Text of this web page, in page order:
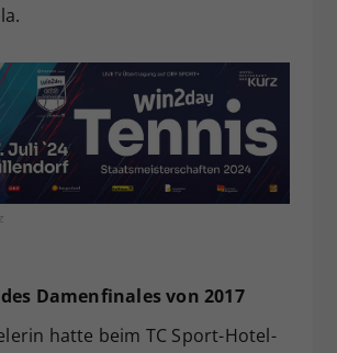
Damenfinales von 2017
hatte beim TC Sport-Hotel-